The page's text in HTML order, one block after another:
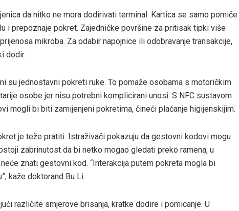
da nitko ne mora dodirivati terminal. Kartica se samo pomiče
i prepoznaje pokret. Zajedničke površine za pritisak tipki više
mikroba. Za odabir napojnice ili odobravanje transakcije,
dodir.
su jednostavni pokreti ruke. To pomaže osobama s motoričkim
osobe jer nisu potrebni komplicirani unosi. S NFC sustavom
mogli bi biti zamijenjeni pokretima, čineći plaćanje higijenskijim.
je teže pratiti. Istraživači pokazuju da gestovni kodovi mogu
zabrinutost da bi netko mogao gledati preko ramena, u
znati gestovni kod. “Interakcija putem pokreta mogla bi
kaže doktorand Bu Li.
različite smjerove brisanja, kratke dodire i pomicanje. U